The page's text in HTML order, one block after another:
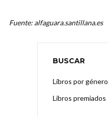
Fuente: alfaguara.santillana.es
BUSCAR
Libros por género
Libros premiados